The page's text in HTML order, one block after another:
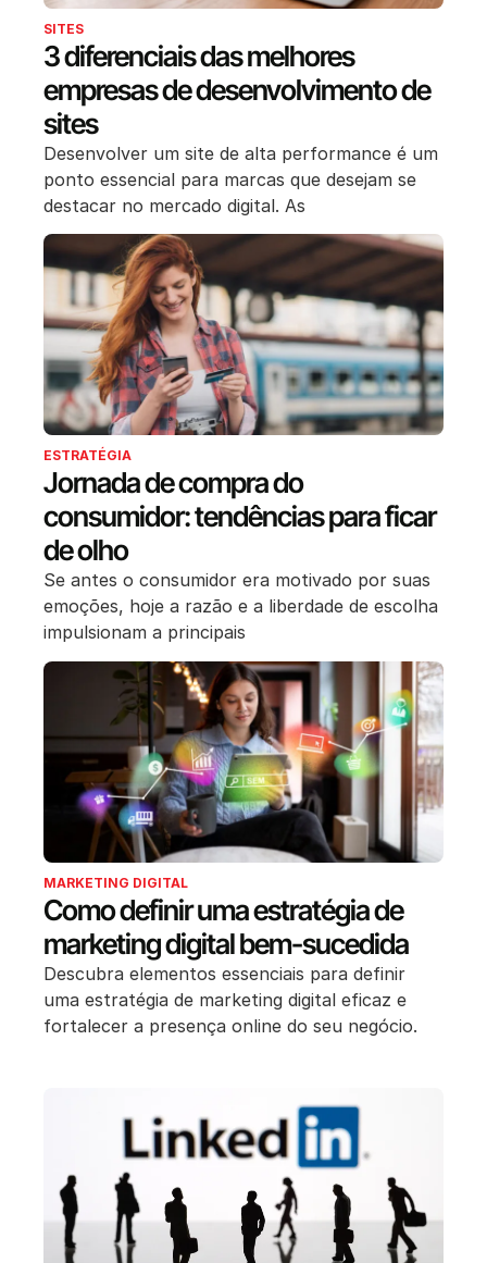
SITES
3 diferenciais das melhores
empresas de desenvolvimento de
sites
Desenvolver um site de alta performance é um
ponto essencial para marcas que desejam se
destacar no mercado digital. As
ESTRATÉGIA
Jornada de compra do
consumidor: tendências para ficar
de olho
Se antes o consumidor era motivado por suas
emoções, hoje a razão e a liberdade de escolha
impulsionam a principais
MARKETING DIGITAL
Como definir uma estratégia de
marketing digital bem-sucedida
Descubra elementos essenciais para definir
uma estratégia de marketing digital eficaz e
fortalecer a presença online do seu negócio.